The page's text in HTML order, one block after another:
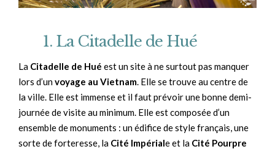
1. La Citadelle de Hué
La Citadelle de Hué est un site à ne surtout pas manquer
lors d’unvoyage au Vietnam. Elle se trouve au centre de
la ville. Elle est immense et il faut prévoir une bonne demi-
journée de visite au minimum. Elle est composée d’un
ensemble de monuments : un édifice de style français, une
sorte de forteresse, la Cité Impériale et la Cité Pourpre